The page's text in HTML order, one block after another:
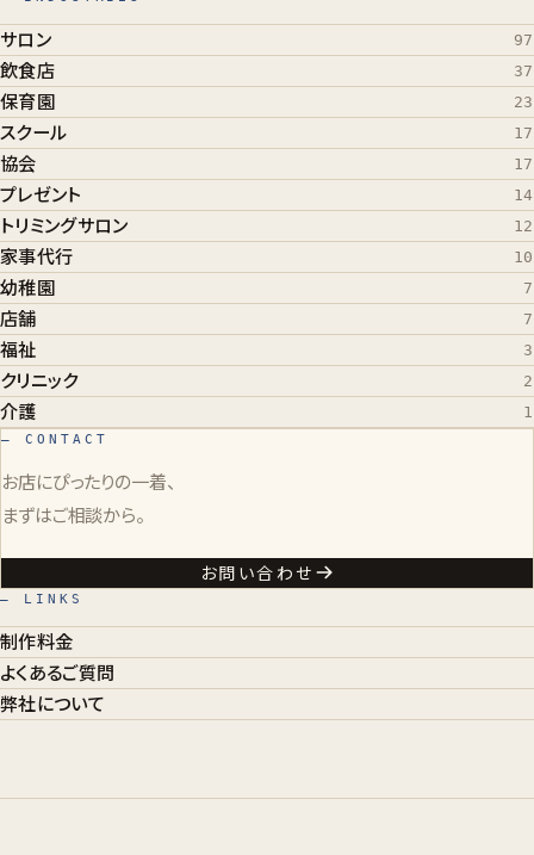
サロン 97
飲食店 37
保育園 23
スクール 17
協会 17
プレゼント 14
トリミングサロン 12
家事代行 10
幼稚園 7
店舗 7
福祉 3
クリニック 2
介護 1
— CONTACT
お店にぴったりの一着、
まずはご相談から。
お問い合わせ
— LINKS
制作料金
よくあるご質問
弊社について